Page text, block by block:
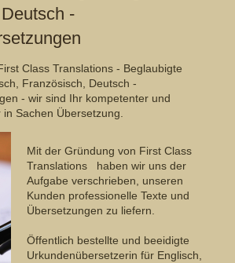
-
Class Translations - Beglaubigte
Französisch, Deutsch -
- wir sind Ihr kompetenter und
Sachen Übersetzung.
Mit der Gründung von First Class
Translations haben wir uns der
Aufgabe verschrieben, unseren
Kunden professionelle Texte und
Übersetzungen zu liefern.
Öffentlich bestellte und beeidigte
Urkundenübersetzerin für Englisch,